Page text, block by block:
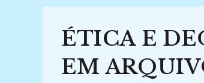
ÉTICA E
EM